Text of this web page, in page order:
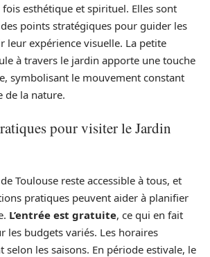
esthétique et spirituel. Elles sont
points stratégiques pour guider les
leur expérience visuelle. La petite
à travers le jardin apporte une touche
symbolisant le mouvement constant
de la nature.
pour visiter le Jardin
Toulouse reste accessible à tous, et
pratiques peuvent aider à planifier
L’entrée est gratuite, ce qui en fait
les budgets variés. Les horaires
selon les saisons. En période estivale, le